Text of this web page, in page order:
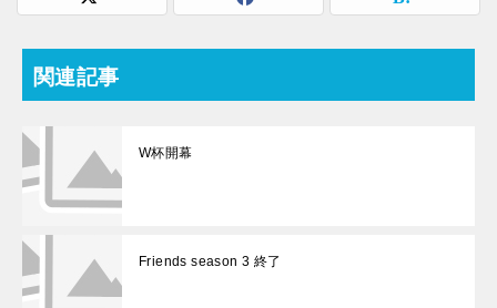
関連記事
W杯開幕
Friends season 3 終了